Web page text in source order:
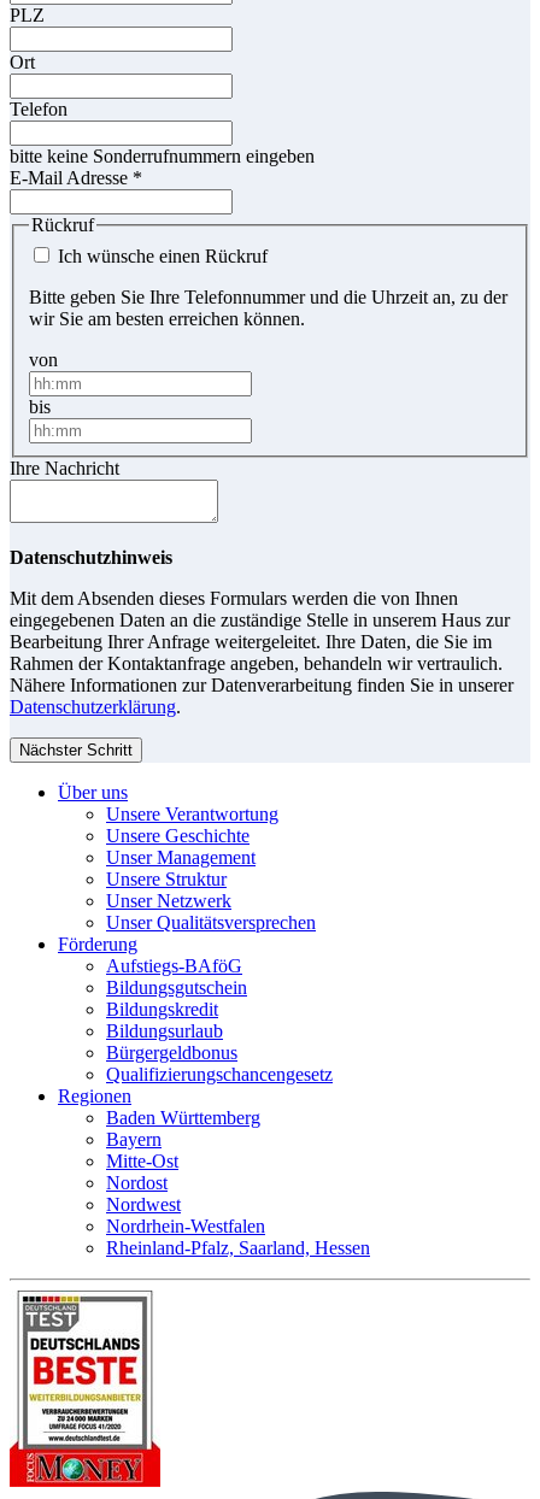
PLZ
Ort
Telefon
bitte keine Sonderrufnummern eingeben
E-Mail Adresse *
Rückruf
Ich wünsche einen Rückruf
Bitte geben Sie Ihre Telefonnummer und die Uhrzeit an, zu der
wir Sie am besten erreichen können.
von
bis
Ihre Nachricht
Datenschutzhinweis
Mit dem Absenden dieses Formulars werden die von Ihnen
eingegebenen Daten an die zuständige Stelle in unserem Haus zur
Bearbeitung Ihrer Anfrage weitergeleitet. Ihre Daten, die Sie im
Rahmen der Kontaktanfrage angeben, behandeln wir vertraulich.
Nähere Informationen zur Datenverarbeitung finden Sie in unserer
Datenschutzerklärung.
Nächster Schritt
Über uns
Unsere Verantwortung
Unsere Geschichte
Unser Management
Unsere Struktur
Unser Netzwerk
Unser Qualitätsversprechen
Förderung
Aufstiegs-BAföG
Bildungsgutschein
Bildungskredit
Bildungsurlaub
Bürgergeldbonus
Qualifizierungschancengesetz
Regionen
Baden Württemberg
Bayern
Mitte-Ost
Nordost
Nordwest
Nordrhein-Westfalen
Rheinland-Pfalz, Saarland, Hessen